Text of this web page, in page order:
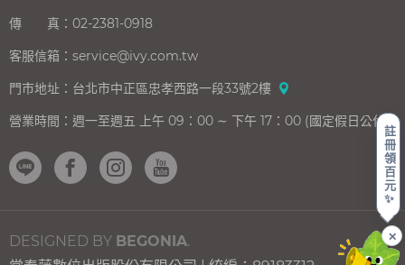
註
冊
領
百
元
✨
✕
傳 真： 02-2381-0918
客服信箱： service@ivy.com.tw
門市地址： 台北市中正區忠孝西路一段33號2樓
營業時間： 週一至週五 上午 09：00 ∼ 下午 17：00 (國定假日公休)
DESIGNED BY BEGONIA.